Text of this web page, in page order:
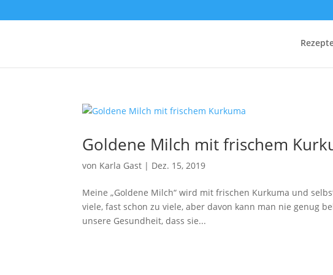
Goldene Milch mit frischem
von Karla Gast | Dez. 15, 2019
Meine „Goldene Milch“ wird mit frischen Kurkuma und
viele, fast schon zu viele, aber davon kann man nie genug
unsere Gesundheit, dass sie...